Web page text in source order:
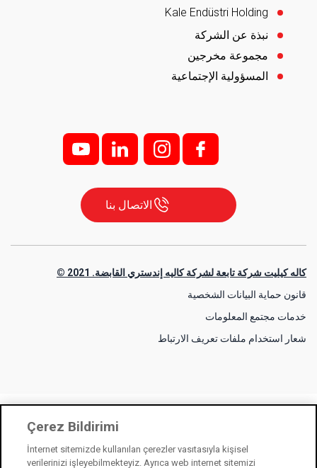
Kale Endüstri Holding
نبذة عن الشركة
مجموعة مخرجين
المسؤولية الإجتماعية
f;
i;
l
y
الاتصال بنا
كاله كيليت شركة تابعة لشركة كاليه إندستري القابضة. 2021 ©
قانون حماية البيانات الشخصية
خدمات مجتمع المعلومات
شعار استخدام ملفات تعريف الارتباط
Çerez Bildirimi
İnternet sitemizde kullanılan çerezler vasıtasıyla kişisel
verilerinizi işleyebilmekteyiz. Ayrıca web internet sitemizi